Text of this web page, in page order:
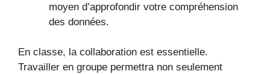
moyen d’approfondir votre compréhension
des données.
En classe, la collaboration est essentielle.
Travailler en groupe permettra non seulement